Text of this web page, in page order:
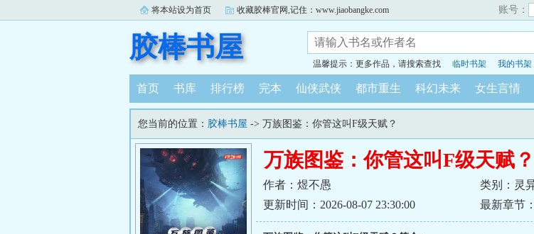
将本站设为首页 收藏胶棒官网,记住：www.jiaobangke.com 账号：
胶棒书屋
温馨提示：更多作品，请搜索查找 临时书架 我的书架
首页 书库 排行榜 完本 仙侠武侠 都市重生 科幻未来 女生言情
您当前的位置： 胶棒书屋 -> 万族图鉴：你管这叫F级天赋？
万族图鉴：你管这叫F级天赋？
作者：煜不愚 类别：灵
更新时间：2026-08-07 23:30:00
最新章节：
关！